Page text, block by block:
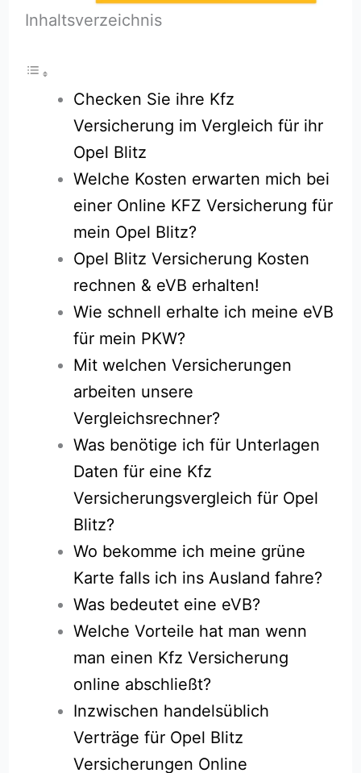
Inhaltsverzeichnis
Checken Sie ihre Kfz
Versicherung im Vergleich für ihr
Opel Blitz
Welche Kosten erwarten mich bei
einer Online KFZ Versicherung für
mein Opel Blitz?
Opel Blitz Versicherung Kosten
rechnen & eVB erhalten!
Wie schnell erhalte ich meine eVB
für mein PKW?
Mit welchen Versicherungen
arbeiten unsere
Vergleichsrechner?
Was benötige ich für Unterlagen
Daten für eine Kfz
Versicherungsvergleich für Opel
Blitz?
Wo bekomme ich meine grüne
Karte falls ich ins Ausland fahre?
Was bedeutet eine eVB?
Welche Vorteile hat man wenn
man einen Kfz Versicherung
online abschließt?
Inzwischen handelsüblich
Verträge für Opel Blitz
Versicherungen Online